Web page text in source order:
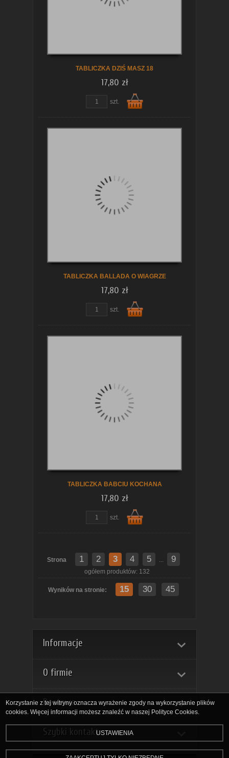
TABLICZKA DZIŚ MASZ 18
17,80 zł
szt.
zobacz szczegóły
TABLICZKA BALLADA O WIAGRZE
17,80 zł
szt.
zobacz szczegóły
TABLICZKA BABCIU KOCHANA
17,80 zł
szt.
Do
Strona 1 2 3 4 5 ... 9
ogółem produktów: 132
Wyników na stronie: 15 30 45
Informacje
O firmie
Dostawa
Szybki kontakt
Korzystanie z tej witryny oznacza wyrażenie zgody na wykorzystanie plików
cookies. Więcej informacji możesz znaleźć w naszej Polityce Cookies.
USTAWIENIA